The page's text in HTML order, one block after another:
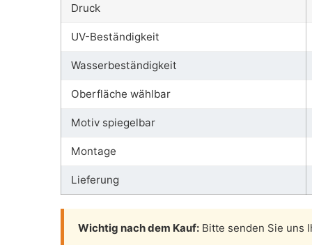
Druck
UV-Beständigkeit
Wasserbeständigkeit
Oberfläche wählbar
Motiv spiegelbar
Montage
Lieferung
Wichtig nach dem Kauf: Bitte senden Sie uns